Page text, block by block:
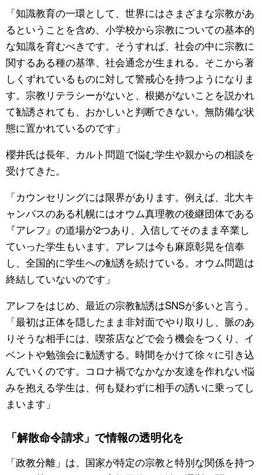
「知識教育の一環として、世界にはさまざまな宗教があ
るということを含め、小学校から宗教についての基本的
な知識を育むべきです。そうすれば、社会の中に宗教に
関するある種の基準、社会通念が生まれる。そこから著
しくずれているものに対して警戒心を持つようになりま
す。宗教リテラシーがないと、根拠がないことを説かれ
て勧誘されても、おかしいと判断できない。無防備な状
態に置かれているのです」
櫻井氏は長年、カルト問題で悩む学生や親からの相談を
受けてきた。
「カウンセリングには限界があります。例えば、北大キ
ャンパスのある札幌にはオウム真理教の後継団体である
『アレフ』の道場が2つあり、入信してそのまま卒業し
ていった学生もいます。アレフは今も麻原彰晃を信奉
し、全国的に学生への勧誘を続けている。オウム問題は
終結していないのです」
アレフをはじめ、最近の宗教勧誘はSNSが多いと言う。
「最初は正体を隠したまま非対面でやり取りし、脈のあ
りそうな相手には、喫茶店などで会う機会をつくり、イ
ベントや勉強会に勧誘する。時間をかけて徐々に引き込
んでいくのです。コロナ禍でなかなか友達を作れない悩
みを抱える学生は、何も疑わずに相手の誘いに乗ってし
まいます」
「解散命令請求」で情報の透明化を
「政教分離」は、国家が特定の宗教と特別な関係を持つ